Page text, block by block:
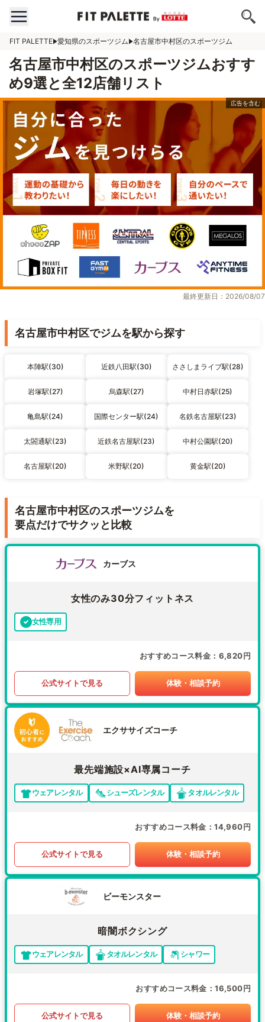
FIT PALETTE 愛知県のスポーツジム 名古屋市中村区のスポーツジム
名古屋市中村区のスポーツジムおすす
め9選と全12店舗リスト
最終更新日：2026/08/07
名古屋市中村区でジムを駅から探す
本陣駅(30) 近鉄八田駅(30) ささしまライブ駅(28)
岩塚駅(27) 烏森駅(27) 中村日赤駅(25)
亀島駅(24) 国際センター駅(24) 名鉄名古屋駅(23)
太閤通駅(23) 近鉄名古屋駅(23) 中村公園駅(20)
名古屋駅(20) 米野駅(20) 黄金駅(20)
名古屋市中村区のスポーツジムを
要点だけでサクッと比較
カーブス
女性のみ30分フィットネス
女性専用
おすすめコース料金 6,820円
公式サイトで見る 体験・相談予約
エクササイズコーチ
最先端施設×AI専属コーチ
ウェアレンタル シューズレンタル タオルレンタル
おすすめコース料金 14,960円
公式サイトで見る 体験・相談予約
ビーモンスター
暗闇ボクシング
ウェアレンタル タオルレンタル シャワー
おすすめコース料金 16,500円
公式サイトで見る 体験・相談予約